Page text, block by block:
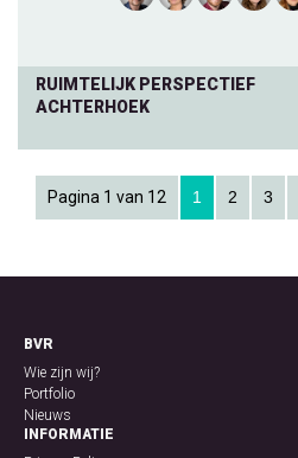
RUIMTELIJK PERSPECTIEF
ACHTERHOEK
Pagina 1 van 12 1 2 3
BVR
Wie zijn wij?
Portfolio
Nieuws
INFORMATIE